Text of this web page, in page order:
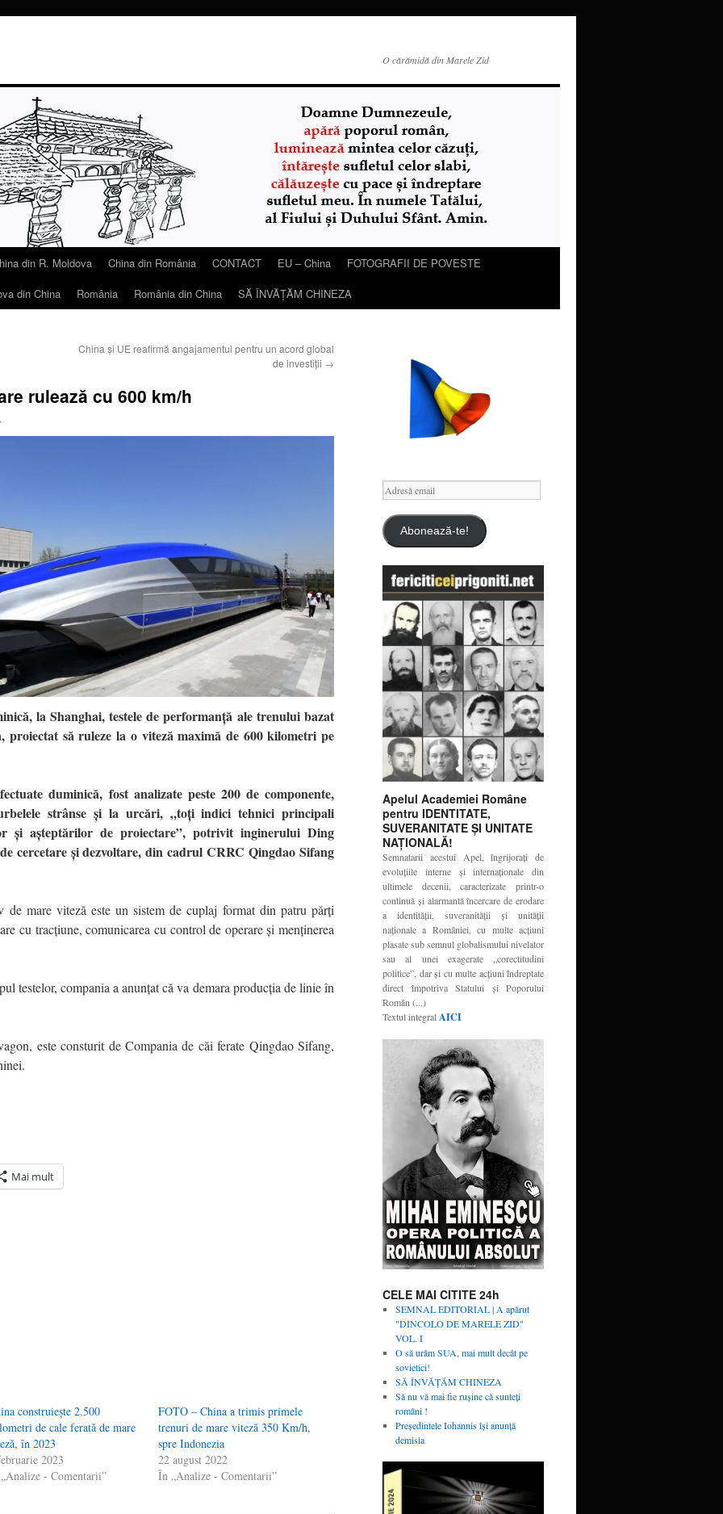
O cărămidă din Marele Zid
din R. Moldova China din România CONTACT EU – China
FOTOGRAFII DE POVESTE
din China România România din China SĂ ÎNVĂŢĂM CHINEZA
China și UE reafirmă angajamentul pentru un acord global
de investiții →
rulează cu 600 km/h
la Shanghai, testele de performanță ale trenului bazat
proiectat să ruleze la o viteză maximă de 600 kilometri pe
duminică, fost analizate peste 200 de componente,
strânse și la urcări, „toți indici tehnici principali
și așteptărilor de proiectare”, potrivit inginerului Ding
cercetare și dezvoltare, din cadrul CRRC Qingdao Sifang
de mare viteză este un sistem de cuplaj format din patru părți
cu tracțiune, comunicarea cu control de operare și menținerea
testelor, compania a anunțat că va demara producția de linie în
este consturit de Compania de căi ferate Qingdao Sifang,
Mai mult
construiește 2.500
de cale ferată de mare
în 2023
2023
- Comentarii”
FOTO – China a trimis primele
trenuri de mare viteză 350 Km/h,
spre Indonezia
22 august 2022
În „Analize - Comentarii”
Adresă
email
Abonează-te!
Apelul Academiei Române
pentru IDENTITATE,
SUVERANITATE ŞI UNITATE
NAŢIONALĂ!
Semnatarii acestui Apel, îngrijoraţi de
evoluţiile interne şi internaţionale din
ultimele decenii, caracterizate printr-o
continuă şi alarmantă încercare de erodare
a identităţii, suveranităţii şi unităţii
naţionale a României, cu multe acţiuni
plasate sub semnul globalismului nivelator
sau al unei exagerate „corectitudini
politice”, dar şi cu multe acţiuni îndreptate
direct împotriva Statului şi Poporului
Român (...)
Textul integralAICI
CELE MAI CITITE 24h
SEMNAL EDITORIAL | A apărut
"DINCOLO DE MARELE ZID"
VOL. I
O să urâm SUA, mai mult decât pe
sovietici!
SĂ ÎNVĂŢĂM CHINEZA
Să nu vă mai fie rușine că sunteți
români !
Președintele Iohannis își anunță
demisia